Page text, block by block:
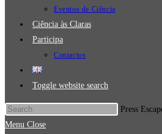
Eventos de Ciência
Ciência às Claras
Participa
Contactos
Toggle website search
Press
Menu Close